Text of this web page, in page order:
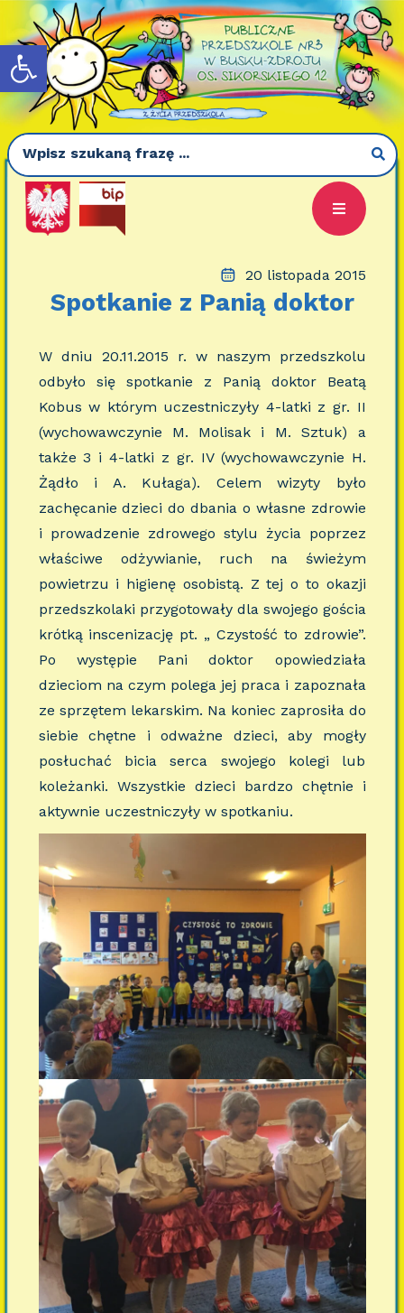
Otwórz pasek narzędzi
20 listopada 2015
Spotkanie z Panią doktor
W dniu 20.11.2015 r. w naszym przedszkolu
odbyło się spotkanie z Panią doktor Beatą
Kobus w którym uczestniczyły 4-latki z gr. II
(wychowawczynie M. Molisak i M. Sztuk) a
także 3 i 4-latki z gr. IV (wychowawczynie H.
Żądło i A. Kułaga). Celem wizyty było
zachęcanie dzieci do dbania o własne zdrowie
i prowadzenie zdrowego stylu życia poprzez
właściwe odżywianie, ruch na świeżym
powietrzu i higienę osobistą. Z tej o to okazji
przedszkolaki przygotowały dla swojego gościa
krótką inscenizację pt. „ Czystość to zdrowie”.
Po występie Pani doktor opowiedziała
dzieciom na czym polega jej praca i zapoznała
ze sprzętem lekarskim. Na koniec zaprosiła do
siebie chętne i odważne dzieci, aby mogły
posłuchać bicia serca swojego kolegi lub
koleżanki. Wszystkie dzieci bardzo chętnie i
aktywnie uczestniczyły w spotkaniu.